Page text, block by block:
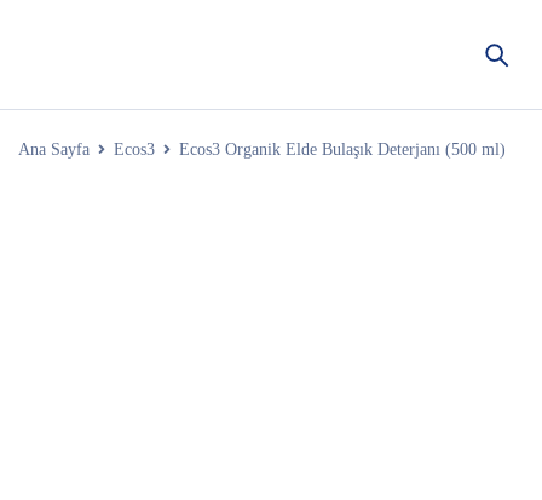
Ana Sayfa Ecos3 Ecos3 Organik Elde Bulaşık Deterjanı (500 ml)